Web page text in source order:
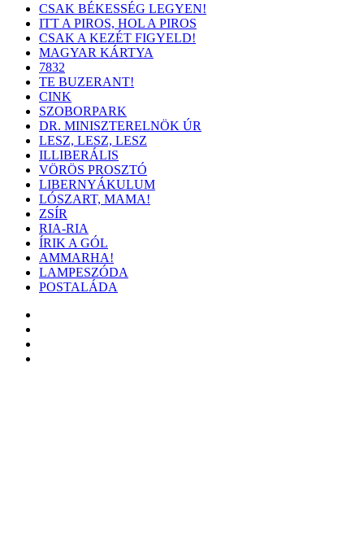
CSAK BÉKESSÉG LEGYEN!
ITT A PIROS, HOL A PIROS
CSAK A KEZÉT FIGYELD!
MAGYAR KÁRTYA
7832
TE BUZERANT!
CINK
SZOBORPARK
DR. MINISZTERELNÖK ÚR
LESZ, LESZ, LESZ
ILLIBERÁLIS
VÖRÖS PROSZTÓ
LIBERNYÁKULUM
LÓSZART, MAMA!
ZSÍR
RIA-RIA
ÍRIK A GÓL
AMMARHA!
LAMPESZÓDA
POSTALÁDA